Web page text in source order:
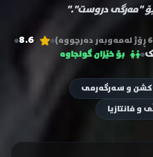
"مەرگی دروست"."
8.6
بۆ خێزان گونجاوە
و سەرگەرمی
و فانتازیا